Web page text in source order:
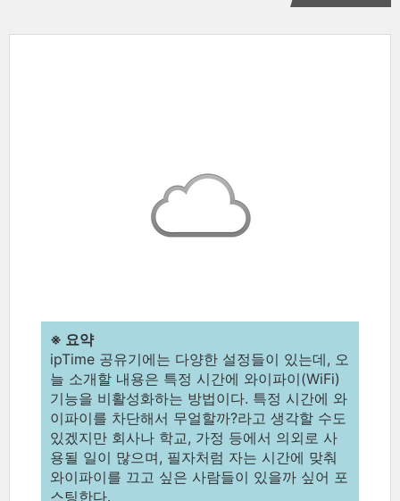
※ 요약
ipTime 공유기에는 다양한 설정들이 있는데, 오
늘 소개할 내용은 특정 시간에 와이파이(WiFi)
기능을 비활성화하는 방법이다. 특정 시간에 와
이파이를 차단해서 무얼할까?라고 생각할 수도
있겠지만 회사나 학교, 가정 등에서 의외로 사
용될 일이 많으며, 필자처럼 자는 시간에 맞춰
와이파이를 끄고 싶은 사람들이 있을까 싶어 포
스팅한다.